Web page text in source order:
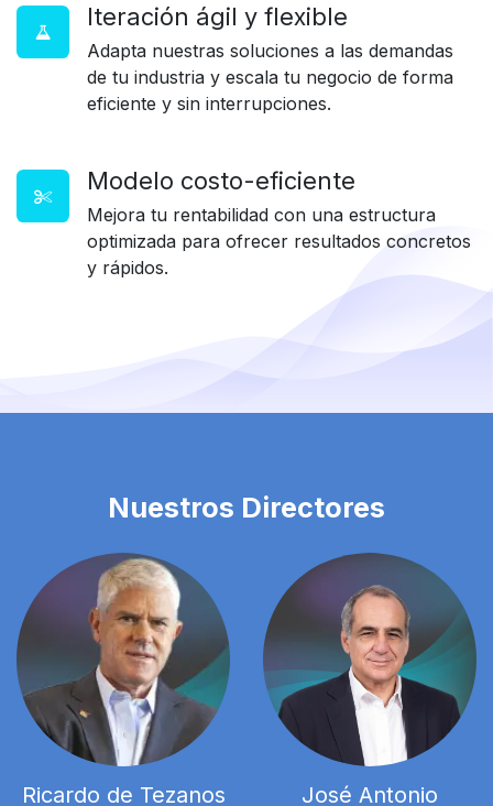
Iteración ágil y flexible
Adapta nuestras soluciones a las demandas
de tu industria y escala tu negocio de forma
eficiente y sin interrupciones.
Modelo costo-eficiente
Mejora tu rentabilidad con una estructura
optimizada para ofrecer resultados concretos
y rápidos.
Nuestros Directores
Ricardo de Tezanos
José Antonio